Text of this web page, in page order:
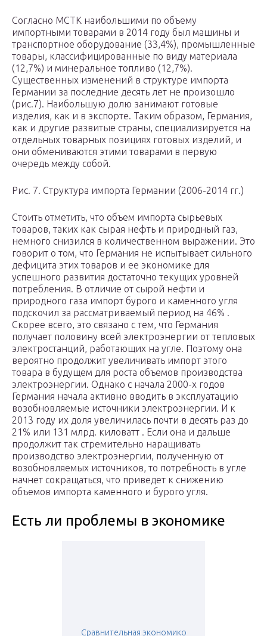
Согласно МСТК наибольшими по объему
импортными товарами в 2014 году был машины и
транспортное оборудование (33,4%), промышленные
товары, классифицированные по виду материала
(12,7%) и минеральное топливо (12,7%).
Существенных изменений в структуре импорта
Германии за последние десять лет не произошло
(рис.7). Наибольшую долю занимают готовые
изделия, как и в экспорте. Таким образом, Германия,
как и другие развитые страны, специализируется на
отдельных товарных позициях готовых изделий, и
они обмениваются этими товарами в первую
очередь между собой.
Рис. 7. Структура импорта Германии (2006-2014 гг.)
Стоить отметить, что объем импорта сырьевых
товаров, таких как сырая нефть и природный газ,
немного снизился в количественном выражении. Это
говорит о том, что Германия не испытывает сильного
дефицита этих товаров и ее экономике для
успешного развития достаточно текущих уровней
потребления. В отличие от сырой нефти и
природного газа импорт бурого и каменного угля
подскочил за рассматриваемый период на 46% .
Скорее всего, это связано с тем, что Германия
получает половину всей электроэнергии от тепловых
электростанций, работающих на угле. Поэтому она
вероятно продолжит увеличивать импорт этого
товара в будущем для роста объемов производства
электроэнергии. Однако с начала 2000-х годов
Германия начала активно вводить в эксплуатацию
возобновляемые источники электроэнергии. И к
2013 году их доля увеличилась почти в десять раз до
21% или 131 млрд. киловатт . Если она и дальше
продолжит так стремительно наращивать
производство электроэнергии, полученную от
возобновляемых источников, то потребность в угле
начнет сокращаться, что приведет к снижению
объемов импорта каменного и бурого угля.
Есть ли проблемы в экономике
Сравнительная экономико